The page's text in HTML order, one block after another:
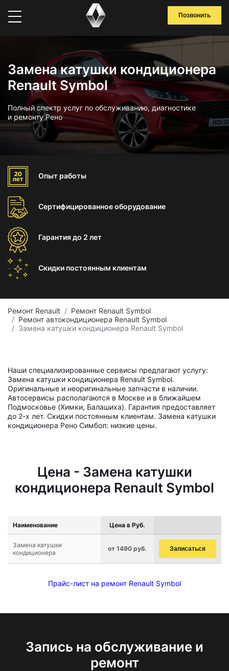
Позвонить
Замена катушки кондиционера
Renault Symbol
Полный спектр услуг по обслуживанию, диагностике
и ремонту Рено
Опыт работы
Сертифицированноеоборудование
Гарантиядо 2 лет
Скидки постоянным клиентам
Ремонт Renault
Ремонт Renault Symbol
Ремонт автокондиционера Renault Symbol
Замена катушки кондиционера Renault Symbol
Наши специализированные сервисы предлагают услугу:
Замена катушки кондиционера Renault Symbol.
Оригинальные и неоригинальные запчасти в наличии.
Автосервисы располагаются в Москве и в ближайшем
Подмосковье (Химки, Балашиха). Гарантия предоставляет
до 2-х лет. Скидки постоянным клиентам. Замена катушки
кондиционера Рено Симбол: низкие цены.
Цена - Замена катушки
кондиционера Renault Symbol
Наименование Цена в Руб.
Замена катушки
кондиционера
от 1490 руб. Записаться
Прайс-лист на ремонт Renault Symbol
Запись на обслуживание и
ремонт